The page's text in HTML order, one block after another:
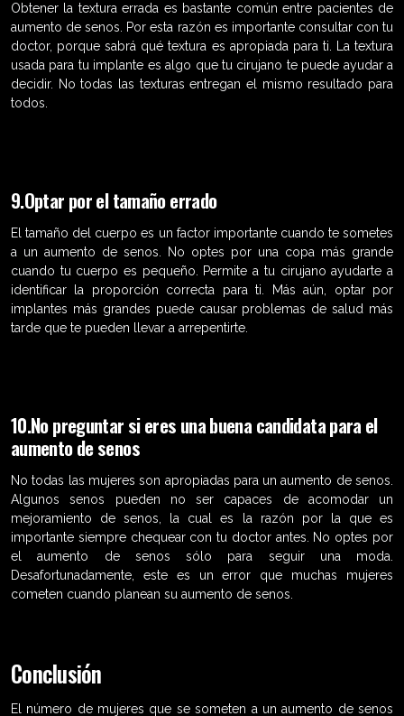
Obtener la textura errada es bastante común entre pacientes de
aumento de senos. Por esta razón es importante consultar con tu
doctor, porque sabrá qué textura es apropiada para ti. La textura
usada para tu implante es algo que tu cirujano te puede ayudar a
decidir. No todas las texturas entregan el mismo resultado para
todos.
9.Optar por el tamaño errado
El tamaño del cuerpo es un factor importante cuando te sometes
a un aumento de senos. No optes por una copa más grande
cuando tu cuerpo es pequeño. Permite a tu cirujano ayudarte a
identificar la proporción correcta para ti. Más aún, optar por
implantes más grandes puede causar problemas de salud más
tarde que te pueden llevar a arrepentirte.
10.No preguntar si eres una buena candidata para el
aumento de senos
No todas las mujeres son apropiadas para un aumento de senos.
Algunos senos pueden no ser capaces de acomodar un
mejoramiento de senos, la cual es la razón por la que es
importante siempre chequear con tu doctor antes. No optes por
el aumento de senos sólo para seguir una moda.
Desafortunadamente, este es un error que muchas mujeres
cometen cuando planean su aumento de senos.
Conclusión
El número de mujeres que se someten a un aumento de senos